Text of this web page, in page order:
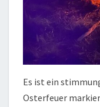
Es ist ein
Osterfeuer